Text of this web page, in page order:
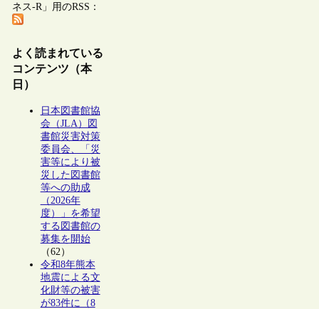
ネス-R」用のRSS：
よく読まれている
コンテンツ（本
日）
日本図書館協
会（JLA）図
書館災害対策
委員会、「災
害等により被
災した図書館
等への助成
（2026年
度）」を希望
する図書館の
募集を開始
（62）
令和8年熊本
地震による文
化財等の被害
が83件に（8